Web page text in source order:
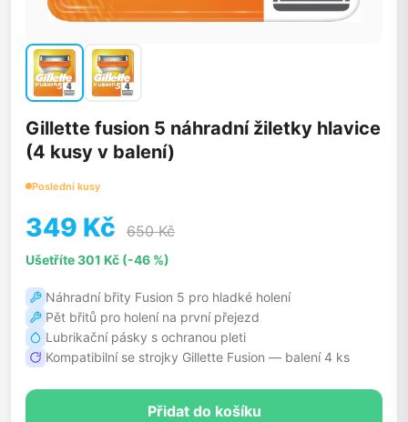
Gillette fusion 5 náhradní žiletky hlavice
(4 kusy v balení)
Poslední kusy
349 Kč 650 Kč
Ušetříte 301 Kč (-46 %)
Náhradní břity Fusion 5 pro hladké holení
Pět břitů pro holení na první přejezd
Lubrikační pásky s ochranou pleti
Kompatibilní se strojky Gillette Fusion — balení 4 ks
Přidat do košíku